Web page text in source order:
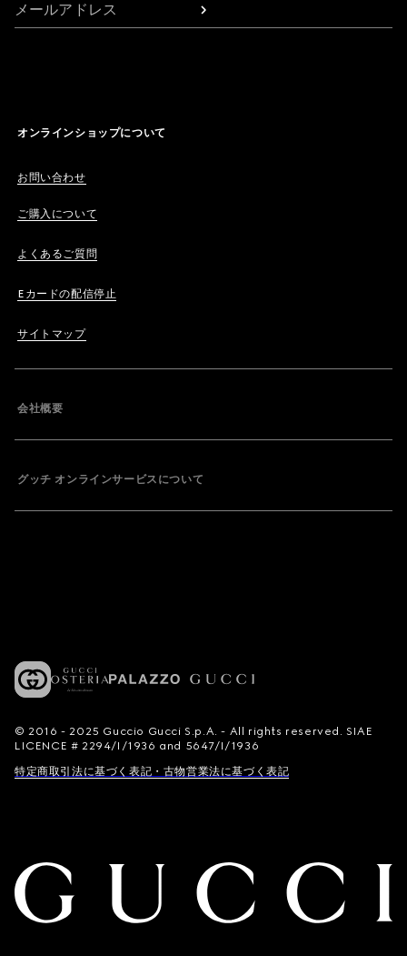
メールアドレス
オンラインショップについて
お問い合わせ
ご購入について
よくあるご質問
Eカードの配信停止
サイトマップ
会社概要
グッチ オンラインサービスについて
© 2016 - 2025 Guccio Gucci S.p.A. - All rights reserved. SIAE
LICENCE # 2294/I/1936 and 5647/I/1936
特定商取引法に基づく表記・古物営業法に基づく表記